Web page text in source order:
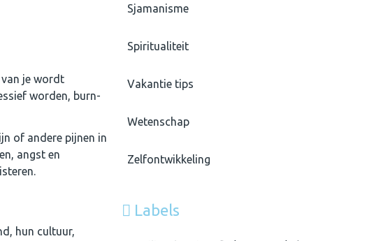
van je wordt
worden, burn-
of andere pijnen in
angst en
hun cultuur,
Sjamanisme
Spiritualiteit
Vakantie tips
Wetenschap
Zelfontwikkeling
Labels